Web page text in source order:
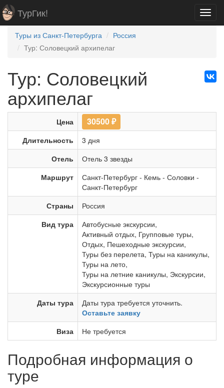
ТурГик!
Туры из Санкт-Петербурга
Россия
Тур: Соловецкий архипелаг
Тур: Соловецкий
архипелаг
Цена 30500₽
Длительность
3 дня
Отель
Отель 3 звезды
Маршрут
Санкт-Петербург - Кемь - Соловки -
Санкт-Петербург
Страны
Россия
Вид тура
Автобусные экскурсии,
Активный отдых, Групповые туры,
Отдых, Пешеходные экскурсии,
Туры без перелета, Туры на каникулы,
Туры на лето,
Туры на летние каникулы, Экскурсии,
Экскурсионные туры
Даты тура
Даты тура требуется уточнить.
Оставьте заявку
Виза
Не требуется
Подробная информация о
туре